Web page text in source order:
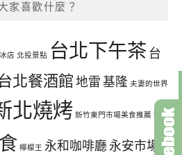
家喜歡什麼？
店 北投景點 台北下午茶 台
北餐酒館 地雷 基隆 夫妻的世界
北燒烤 新竹東門市場美食推薦 新
檸檬王 永和咖啡廳 永安市場